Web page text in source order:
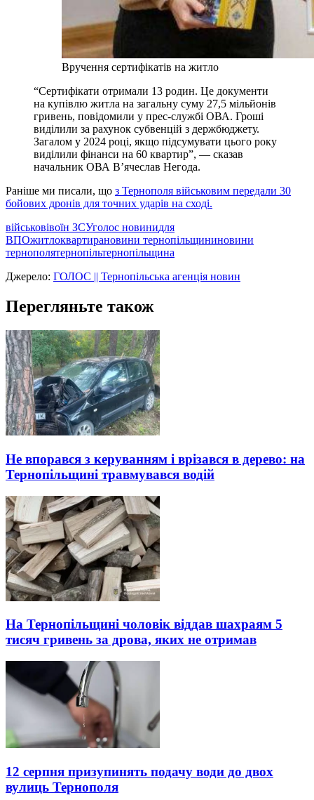
Вручення сертифікатів на житло
“Сертифікати отримали 13 родин. Це документи
на купівлю житла на загальну суму 27,5 мільйонів
гривень, повідомили у прес-службі ОВА. Гроші
виділили за рахунок субвенцій з держбюджету.
Загалом у 2024 році, якщо підсумувати цього року
виділили фінанси на 60 квартир”, — сказав
начальник ОВА В’ячеслав Негода.
Раніше ми писали, що з Тернополя військовим передали 30
бойових дронів для точних ударів на сході.
військовівоїн ЗСУголос новинидля
ВПОжитлоквартирановини тернопільщининовини
тернополятернопільтернопільщина
Джерело: ГОЛОС || Тернопільська агенція новин
Перегляньте також
Не впорався з керуванням і врізався в дерево: на
Тернопільщині травмувався водій
На Тернопільщині чоловік віддав шахраям 5
тисяч гривень за дрова, яких не отримав
12 серпня призупинять подачу води до двох
вулиць Тернополя